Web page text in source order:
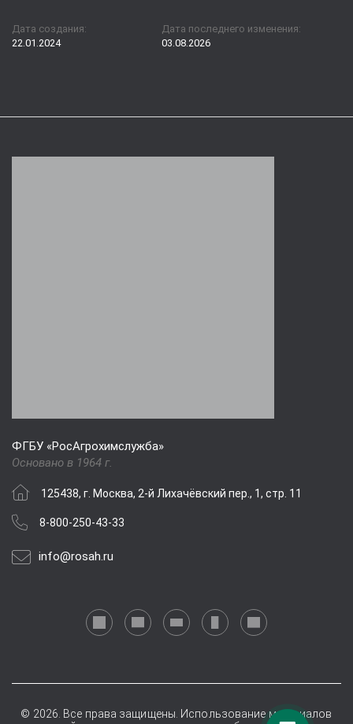
Дата создания:
22.01.2024
Дата последнего изменения:
03.08.2026
ФГБУ «РосАгрохимслужба»
Основано в 1964 г.
125438, г. Москва, 2-й Лихачёвский пер., 1, стр. 11
8-800-250-43-33
info@rosah.ru
© 2026. Все права защищены. Использование материалов